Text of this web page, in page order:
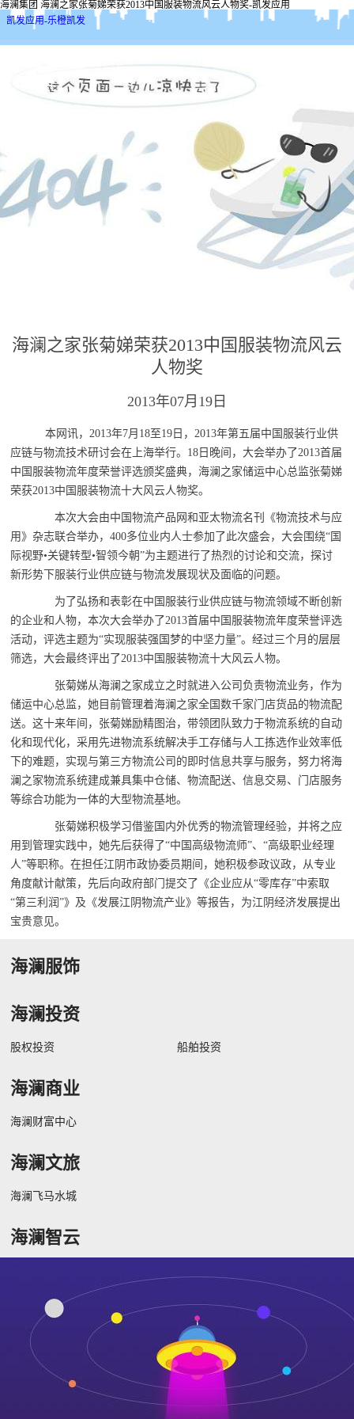
海澜集团 海澜之家张菊娣荣获2013中国服装物流风云人物奖-凯发应用
凯发应用-乐橙凯发
海澜之家张菊娣荣获2013中国服装物流风云
人物奖
2013年07月19日
本网讯，2013年7月18至19日，2013年第五届中国服装行业供
应链与物流技术研讨会在上海举行。18日晚间，大会举办了2013首届
中国服装物流年度荣誉评选颁奖盛典，海澜之家储运中心总监张菊娣
荣获2013中国服装物流十大风云人物奖。
本次大会由中国物流产品网和亚太物流名刊《物流技术与应
用》杂志联合举办，400多位业内人士参加了此次盛会，大会围绕“国
际视野•关键转型•智领今朝”为主题进行了热烈的讨论和交流，探讨
新形势下服装行业供应链与物流发展现状及面临的问题。
为了弘扬和表彰在中国服装行业供应链与物流领域不断创新
的企业和人物，本次大会举办了2013首届中国服装物流年度荣誉评选
活动，评选主题为“实现服装强国梦的中坚力量”。经过三个月的层层
筛选，大会最终评出了2013中国服装物流十大风云人物。
张菊娣从海澜之家成立之时就进入公司负责物流业务，作为
储运中心总监，她目前管理着海澜之家全国数千家门店货品的物流配
送。这十来年间，张菊娣励精图治，带领团队致力于物流系统的自动
化和现代化，采用先进物流系统解决手工存储与人工拣选作业效率低
下的难题，实现与第三方物流公司的即时信息共享与服务，努力将海
澜之家物流系统建成兼具集中仓储、物流配送、信息交易、门店服务
等综合功能为一体的大型物流基地。
张菊娣积极学习借鉴国内外优秀的物流管理经验，并将之应
用到管理实践中，她先后获得了“中国高级物流师”、“高级职业经理
人”等职称。在担任江阴市政协委员期间，她积极参政议政，从专业
角度献计献策，先后向政府部门提交了《企业应从“零库存”中索取
“第三利润”》及《发展江阴物流产业》等报告，为江阴经济发展提出
宝贵意见。
海澜服饰
海澜投资
股权投资 船舶投资
海澜商业
海澜财富中心
海澜文旅
海澜飞马水城
海澜智云